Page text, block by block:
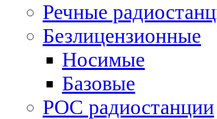
Речные
Безлицензионные
Носимые
Базовые
POC радиостанции